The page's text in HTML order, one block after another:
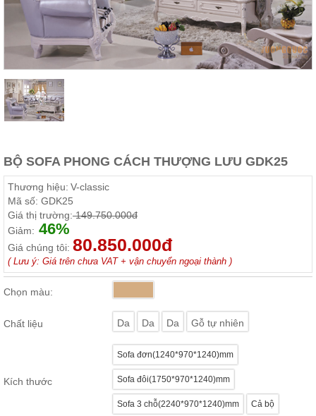
Thất
Phòng
Khách
Bàn
trà...
Nội
Phòng
Ngủ
Giường
áo, bàn
trang
điểm
Nội
Thất
ăn,
BỘ SOFA PHONG CÁCH THƯỢNG LƯU GDK25
Thương hiệu: V-classic
Mã số: GDK25
Giá thị trường:149.750.000đ
Giảm: 46%
Giá chúng tôi: 80.850.000đ
( Lưu ý: Giá trên chưa VAT + vận chuyển ngoại thành )
Chọn màu:
Chất liệu Da Da Da Gỗ tự nhiên
Kích thước
Sofa đơn(1240*970*1240)mm
Sofa đôi(1750*970*1240)mm
Sofa 3 chỗ(2240*970*1240)mm Cả bộ